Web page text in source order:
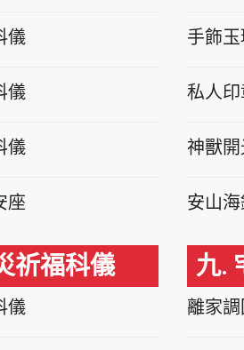
儀
儀
儀
座
祈福科儀
儀
手飾
私人
神獸
安山
九.
離家